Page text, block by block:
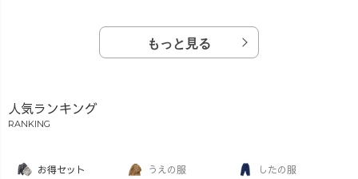
もっと見る
人気ランキング
RANKING
お得セット うえの服 したの服